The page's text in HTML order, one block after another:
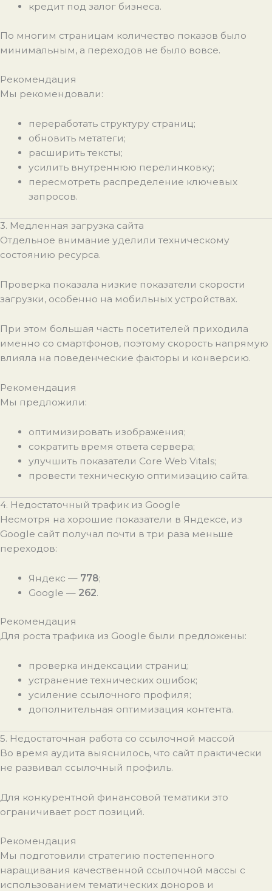
кредит под залог бизнеса.
По многим страницам количество показов было
минимальным, а переходов не было вовсе.
Рекомендация
Мы рекомендовали:
переработать структуру страниц;
обновить метатеги;
расширить тексты;
усилить внутреннюю перелинковку;
пересмотреть распределение ключевых
запросов.
3. Медленная загрузка сайта
Отдельное внимание уделили техническому
состоянию ресурса.
Проверка показала низкие показатели скорости
загрузки, особенно на мобильных устройствах.
При этом большая часть посетителей приходила
именно со смартфонов, поэтому скорость напрямую
влияла на поведенческие факторы и конверсию.
Рекомендация
Мы предложили:
оптимизировать изображения;
сократить время ответа сервера;
улучшить показатели Core Web Vitals;
провести техническую оптимизацию сайта.
4. Недостаточный трафик из Google
Несмотря на хорошие показатели в Яндексе, из
Google сайт получал почти в три раза меньше
переходов:
Яндекс — 778;
Google — 262.
Рекомендация
Для роста трафика из Google были предложены:
проверка индексации страниц;
устранение технических ошибок;
усиление ссылочного профиля;
дополнительная оптимизация контента.
5. Недостаточная работа со ссылочной массой
Во время аудита выяснилось, что сайт практически
не развивал ссылочный профиль.
Для конкурентной финансовой тематики это
ограничивает рост позиций.
Рекомендация
Мы подготовили стратегию постепенного
наращивания качественной ссылочной массы с
использованием тематических доноров и